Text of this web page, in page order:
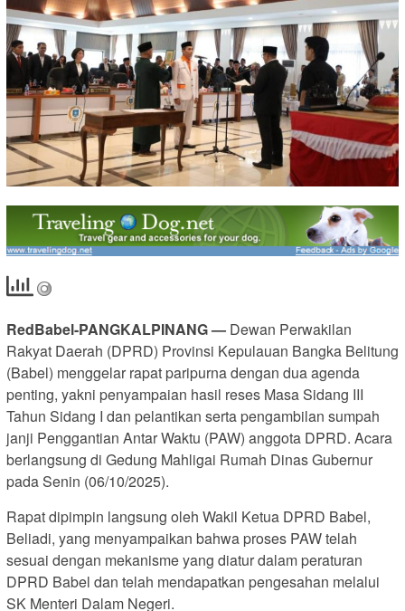
RedBabel-PANGKALPINANG — Dewan Perwakilan
Rakyat Daerah (DPRD) Provinsi Kepulauan Bangka Belitung
(Babel) menggelar rapat paripurna dengan dua agenda
penting, yakni penyampaian hasil reses Masa Sidang III
Tahun Sidang I dan pelantikan serta pengambilan sumpah
janji Penggantian Antar Waktu (PAW) anggota DPRD. Acara
berlangsung di Gedung Mahligai Rumah Dinas Gubernur
pada Senin (06/10/2025).
Rapat dipimpin langsung oleh Wakil Ketua DPRD Babel,
Beliadi, yang menyampaikan bahwa proses PAW telah
sesuai dengan mekanisme yang diatur dalam peraturan
DPRD Babel dan telah mendapatkan pengesahan melalui
SK Menteri Dalam Negeri.